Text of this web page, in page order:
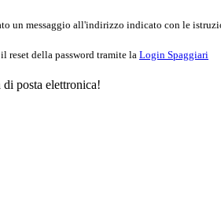
un messaggio all'indirizzo indicato con le
reset della password tramite la Login Spaggiari
posta elettronica!